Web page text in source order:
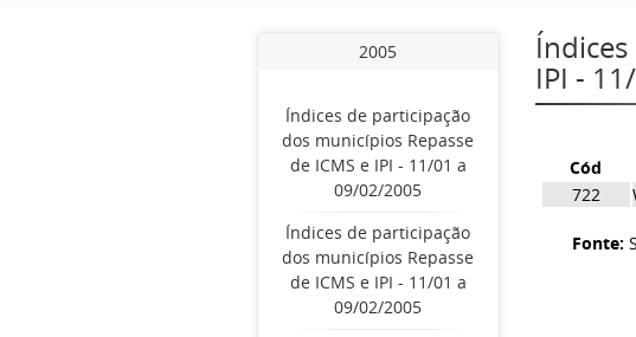
2005
Índices de participação
dos municípios Repasse
de ICMS e IPI - 11/01 a
09/02/2005
Índices de participação
dos municípios Repasse
de ICMS e IPI - 11/01 a
09/02/2005
IPI -
Cód
722
Fonte: